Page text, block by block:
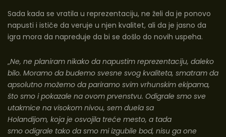
Sada kada se vratila u reprezentaciju, ne želi da je ponovo
napusti i ističe da veruje u njen kvalitet, ali da je jasno da
igra mora da napreduje da bi se došlo do novih uspeha.
„Ne, ne planiram nikako da napustim reprezentaciju, daleko
bilo. Moramo da budemo svesne svog kvaliteta, smatram da
apsolutno možemo da pariramo svim vrhunskim ekipama,
što smo i pokazale na ovom prvenstvu. Odigrale smo sve
utakmice na visokom nivou, sem duela sa
Holandijom, koja je osvojila treće mesto, a tada
smo odigrale tako da smo mi izgubile bod, nisu ga one